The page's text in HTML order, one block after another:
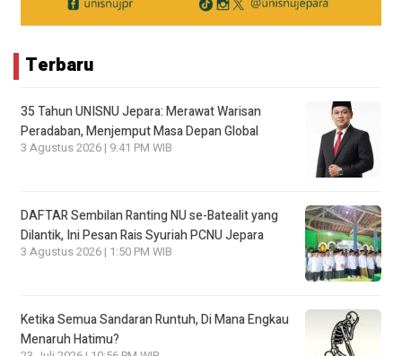
Terbaru
35 Tahun UNISNU Jepara: Merawat Warisan
Peradaban, Menjemput Masa Depan Global
3 Agustus 2026 | 9:41 PM WIB
DAFTAR Sembilan Ranting NU se-Batealit yang
Dilantik, Ini Pesan Rais Syuriah PCNU Jepara
3 Agustus 2026 | 1:50 PM WIB
Ketika Semua Sandaran Runtuh, Di Mana Engkau
Menaruh Hatimu?